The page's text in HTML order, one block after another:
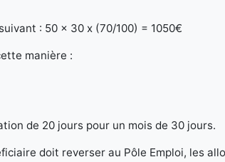
: 50 x 30 x (70/100) = 1050€
manière :
de 20 jours pour un mois de 30 jours.
doit reverser au Pôle Emploi, les